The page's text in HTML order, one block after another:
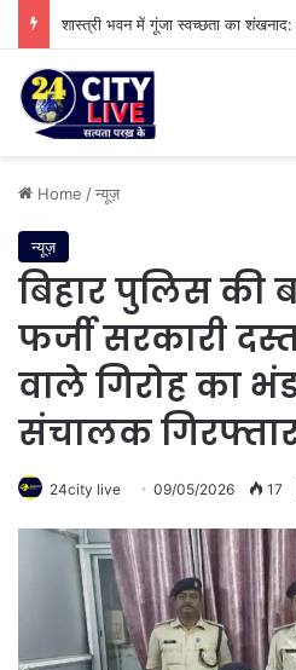
Home /न्यूज़
न्यूज़
बिहार पुलिस की
फर्जी सरकारी
वाले गिरोह का
संचालक
24city live 09/05/2026 17